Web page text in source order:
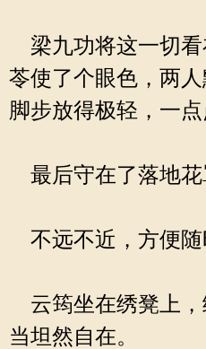
梁九功将这一切看
苓使了个眼色，两人
脚步放得极轻，一点
最后守在了落地花
不远不近，方便随
云筠坐在绣凳上，
当坦然自在。